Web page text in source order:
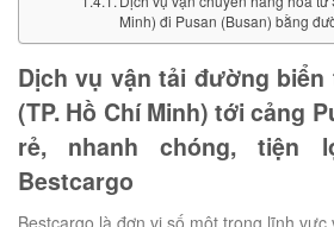
Minh) đi Pusan (Busan) bằng
Dịch vụ vận tải đường biển
(TP. Hồ Chí Minh) tới cảng
rẻ, nhanh chóng, tiện
Bestcargo
Bestcargo là đơn vị số một trong lĩnh vực